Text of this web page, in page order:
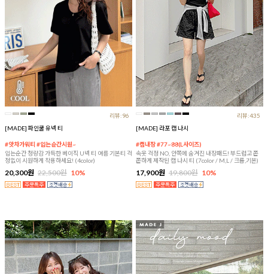
리뷰:96
[MADE] 파인쿨 유넥 티
#앗차가워티 #입는순간시원~
입는순간 청량감 가득한 베이직 U넥 티 여름 기본티 걱
정없이 시원하게 착용하세요! (4color)
20,300원 22,500원 10%
리뷰:435
[MADE] 라포 캡 나시
#캡내장 #77~88(L사이즈)
속옷 걱정 NO, 안쪽에 숨겨진 내장패드! 부드럽고 쫀
쫀하게 제작된 캡 나시 티 (7color / M,L / 크롭,기본)
17,900원 19,800원 10%